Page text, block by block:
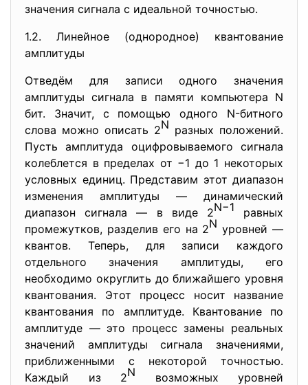
значения сигнала с идеальной точностью.
1.2. Линейное (однородное) квантование
амплитуды
Отведём для записи одного значения
амплитуды сигнала в памяти компьютера N
бит. Значит, с помощью одного N-битного
слова можно описать 2N разных положений.
Пусть амплитуда оцифровываемого сигнала
колеблется в пределах от −1 до 1 некоторых
условных единиц. Представим этот диапазон
изменения амплитуды — динамический
диапазон сигнала — в виде 2N−1 равных
промежутков, разделив его на 2Nуровней —
квантов. Теперь, для записи каждого
отдельного значения амплитуды, его
необходимо округлить до ближайшего уровня
квантования. Этот процесс носит название
квантования по амплитуде. Квантование по
амплитуде — это процесс замены реальных
значений амплитуды сигнала значениями,
приближенными с некоторой точностью.
Каждый из 2N возможных уровней